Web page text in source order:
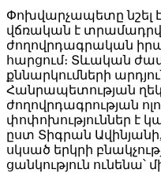
Փոխվարչապետը նշել
վճռական է
ժողովրդագրական
հարցում։ Տևական
քննարկումների
Հանրապետության
ժողովրդագրության
փոփոխություններ է
ըստ Տիգրան Ավինյանի,
սկսած երկրի
ցանկություն ունենա՝